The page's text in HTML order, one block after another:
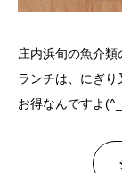
庄内浜旬の魚介類
ランチは、にぎり
お得なんですよ